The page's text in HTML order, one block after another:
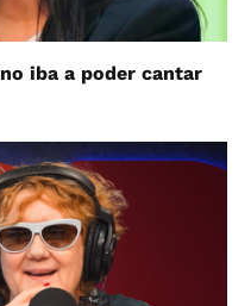
iba a poder cantar